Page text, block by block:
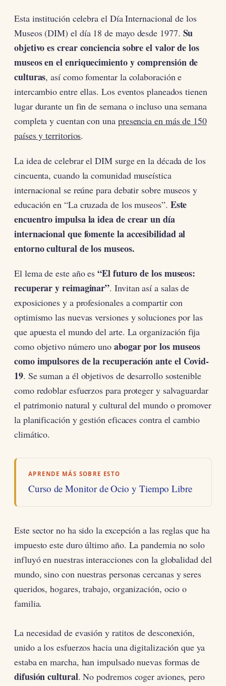
Esta institución celebra el Día Internacional de los
Museos (DIM) el día 18 de mayo desde 1977. Su
objetivo es crear conciencia sobre el valor de los
museos en el enriquecimiento y comprensión de
culturas, así como fomentar la colaboración e
intercambio entre ellas. Los eventos planeados tienen
lugar durante un fin de semana o incluso una semana
completa y cuentan con una presencia en más de 150
países y territorios.
La idea de celebrar el DIM surge en la década de los
cincuenta, cuando la comunidad museística
internacional se reúne para debatir sobre museos y
educación en “La cruzada de los museos”. Este
encuentro impulsa la idea de crear un día
internacional que fomente la accesibilidad al
entorno cultural de los museos.
El lema de este año es“El futuro de los museos:
recuperar y reimaginar”. Invitan así a salas de
exposiciones y a profesionales a compartir con
optimismo las nuevas versiones y soluciones por las
que apuesta el mundo del arte. La organización fija
como objetivo número uno abogar por los museos
como impulsores de la recuperación ante el Covid-
19. Se suman a él objetivos de desarrollo sostenible
como redoblar esfuerzos para proteger y salvaguardar
el patrimonio natural y cultural del mundo o promover
la planificación y gestión eficaces contra el cambio
climático.
APRENDE MÁS SOBRE ESTO
Curso de Monitor de Ocio y Tiempo Libre
Este sector no ha sido la excepción a las reglas que ha
impuesto este duro último año. La pandemia no solo
influyó en nuestras interacciones con la globalidad del
mundo, sino con nuestras personas cercanas y seres
queridos, hogares, trabajo, organización, ocio o
familia.
La necesidad de evasión y ratitos de desconexión,
unido a los esfuerzos hacia una digitalización que ya
estaba en marcha, han impulsado nuevas formas de
difusión cultural. No podremos coger aviones, pero